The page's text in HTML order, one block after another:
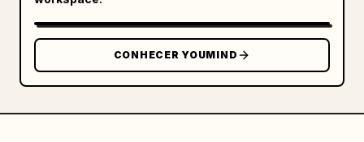
CONHECER YOUMIND